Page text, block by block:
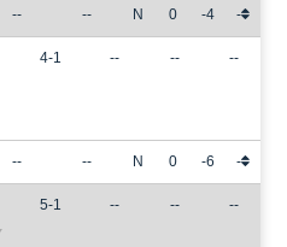
-- -- N 0 -4 -
4-1 -- -- --
-- -- N 0 -6 -
5-1 -- -- --